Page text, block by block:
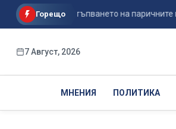
Горещо
Постъпването на паричните
7 Август, 2026
МНЕНИЯ ПОЛИТИКА